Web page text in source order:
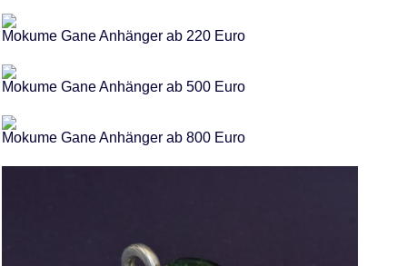
Mokume Gane Anhänger ab 220 Euro
Mokume Gane Anhänger ab 500 Euro
Mokume Gane Anhänger ab 800 Euro